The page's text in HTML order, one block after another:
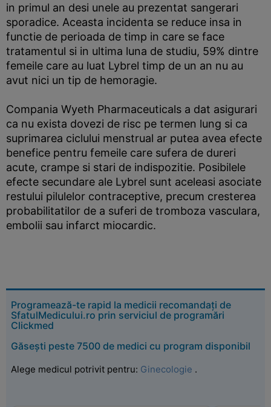
in primul an desi unele au prezentat sangerari
sporadice. Aceasta incidenta se reduce insa in
functie de perioada de timp in care se face
tratamentul si in ultima luna de studiu, 59% dintre
femeile care au luat Lybrel timp de un an nu au
avut nici un tip de hemoragie.
Compania Wyeth Pharmaceuticals a dat asigurari
ca nu exista dovezi de risc pe termen lung si ca
suprimarea ciclului menstrual ar putea avea efecte
benefice pentru femeile care sufera de dureri
acute, crampe si stari de indispozitie. Posibilele
efecte secundare ale Lybrel sunt aceleasi asociate
restului pilulelor contraceptive, precum cresterea
probabilitatilor de a suferi de tromboza vasculara,
embolii sau infarct miocardic.
Programează-te rapid la medicii recomandați de
SfatulMedicului.ro prin serviciul de programări
Clickmed
Găsești peste 7500 de medici cu program disponibil
Alege medicul potrivit pentru: Ginecologie .